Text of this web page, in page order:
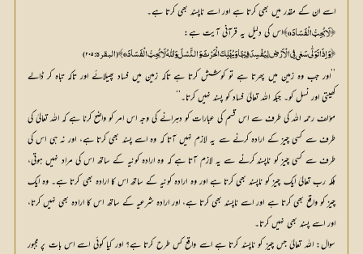
اسے ان کے مقدر میں بھی کرتا ہے اور اسے ناپسند بھی کرتا ہے۔
﴿لَا یُحِبُّ الْفَسَادَo﴾ اس کی دلیل یہ قرآنی آیت ہے:
﴿وَاِذَا تَوَلّٰی سَعٰی فِی الْاَرْضِ لِیُفْسِدَ فِیْہَا وَیُہْلِکَ الْحَرْثَ وَالنَّسْلَ وَاللّٰہُ لَا یُحِبُّ الْفَسَادَo﴾ (البقرہ:۲۰۵)
’’اور جب وہ زمین میں پھرتا ہے تو کوشش کرتا ہے تاکہ زمین میں فساد پھیلائے اور تاکہ تباہ کر ڈالے
کھیتی اور نسل کو۔ جبکہ اللہ تعالیٰ فساد کو پسند نہیں کرتا۔‘‘
مؤلف رحمہ اللہ کی طرف سے اس قسم کی عبارات کو دہرانے کی وجہ اس امر کو واضح کرنا ہے کہ اللہ تعالیٰ کی
طرف سے کسی چیز کے ارادہ کرنے سے یہ لازم نہیں آتا کہ وہ اسے پسند بھی کرتا ہے، اور نہ ہی اس کی
طرف سے کسی چیز کو ناپسند کرنے سے یہ لازم آتا ہے کہ وہ ارادہ کونیہ کے ساتھ اس کی مراد نہیں ہوتی،
بلکہ رب تعالیٰ ایک چیز کو ناپسند بھی کرتا ہے اور وہ ارادہ کونیہ کے ساتھ اس کا ارادہ بھی کرتا ہے۔ وہ ایک
چیز کو واقع بھی کرتا ہے اور اسے ناپسند بھی کرتا ہے، اور ارادہ شرعیہ کے ساتھ اس کا ارادہ بھی نہیں کرتا،
اور اسے پسند بھی نہیں کرتا۔
سوال: اللہ تعالیٰ جس چیز کو ناپسند کرتا ہے اسے واقع کس طرح کرتا ہے؟ اور کیا کوئی اسے اس بات پر مجبور